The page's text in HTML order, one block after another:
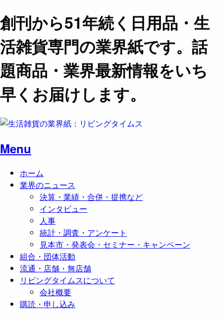
創刊から51年続く日用品・生
活雑貨専門の業界紙です。話
題商品・業界最新情報をいち
早くお届けします。
Menu
ホーム
業界のニュース
決算・業績・合併・提携など
インタビュー
人事
統計・調査・アンケート
見本市・発表会・セミナー・キャンペーン
組合・団体活動
流通・店舗・無店舗
リビングタイムスについて
会社概要
購読・申し込み